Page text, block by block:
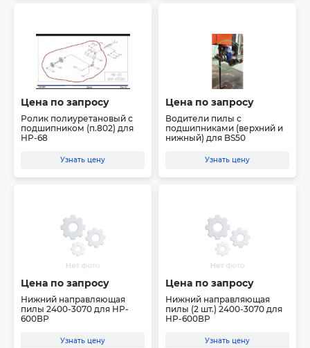
Цена по запросу
Ролик полиуретановый с
подшипником (п.802) для
HP-68
Узнать цену
Цена по запросу
Водители пилы с
подшипниками (верхний и
нижный) для BS50
Узнать цену
Цена по запросу
Нижний направляющая
пилы 2400-3070 для HP-
600ВР
Узнать цену
Цена по запросу
Нижний направляющая
пилы (2 шт.) 2400-3070 для
HP-600ВР
Узнать цену